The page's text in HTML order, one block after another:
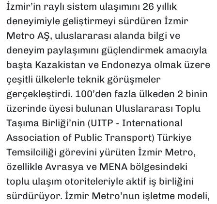
İzmir’in raylı sistem ulaşımını 26 yıllık
deneyimiyle geliştirmeyi sürdüren İzmir
Metro AŞ, uluslararası alanda bilgi ve
deneyim paylaşımını güçlendirmek amacıyla
başta Kazakistan ve Endonezya olmak üzere
çeşitli ülkelerle teknik görüşmeler
gerçekleştirdi. 100’den fazla ülkeden 2 binin
üzerinde üyesi bulunan Uluslararası Toplu
Taşıma Birliği’nin (UITP - International
Association of Public Transport) Türkiye
Temsilciliği görevini yürüten İzmir Metro,
özellikle Avrasya ve MENA bölgesindeki
toplu ulaşım otoriteleriyle aktif iş birliğini
sürdürüyor. İzmir Metro’nun işletme modeli,